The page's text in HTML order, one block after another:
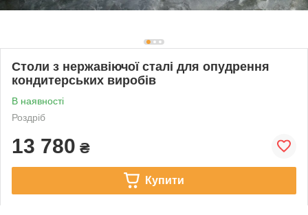
Столи з нержавіючої сталі для опудрення
кондитерських виробів
В наявності
Роздріб
13 780 ₴
Купити